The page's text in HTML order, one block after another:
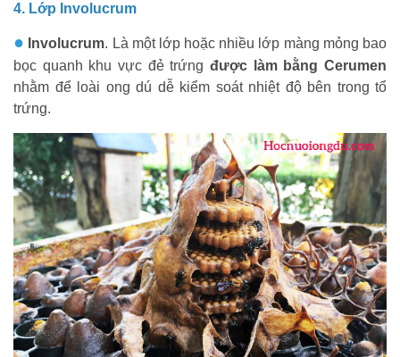
4. Lớp Involucrum
● Involucrum. Là một lớp hoặc nhiều lớp màng mỏng bao
bọc quanh khu vực đẻ trứng được làm bằng Cerumen
nhằm để loài ong dú dễ kiểm soát nhiệt độ bên trong tổ
trứng.